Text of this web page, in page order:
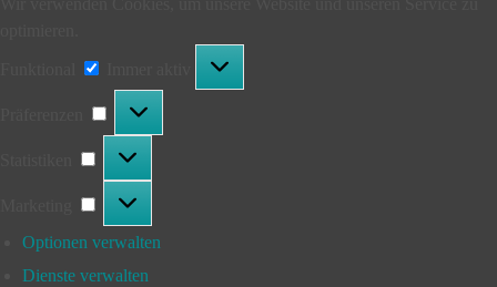
Optionen verwalten
Dienste verwalten